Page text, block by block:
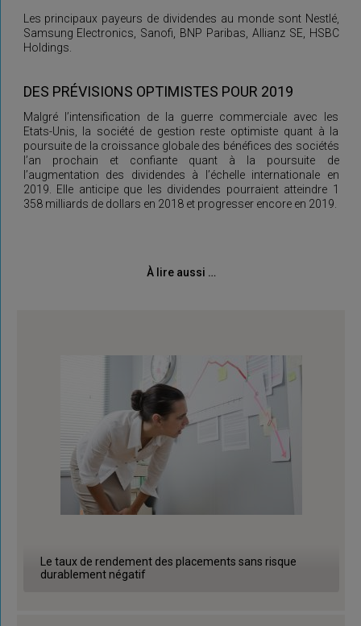
Les principaux payeurs de dividendes au monde sont Nestlé,
Samsung Electronics, Sanofi, BNP Paribas, Allianz SE, HSBC
Holdings.
DES PRÉVISIONS OPTIMISTES POUR 2019
Malgré l’intensification de la guerre commerciale avec les
Etats-Unis, la société de gestion reste optimiste quant à la
poursuite de la croissance globale des bénéfices des sociétés
l’an prochain et confiante quant à la poursuite de
l’augmentation des dividendes à l’échelle internationale en
2019. Elle anticipe que les dividendes pourraient atteindre 1
358 milliards de dollars en 2018 et progresser encore en 2019.
À lire aussi …
Le taux de rendement des placements sans risque
durablement négatif